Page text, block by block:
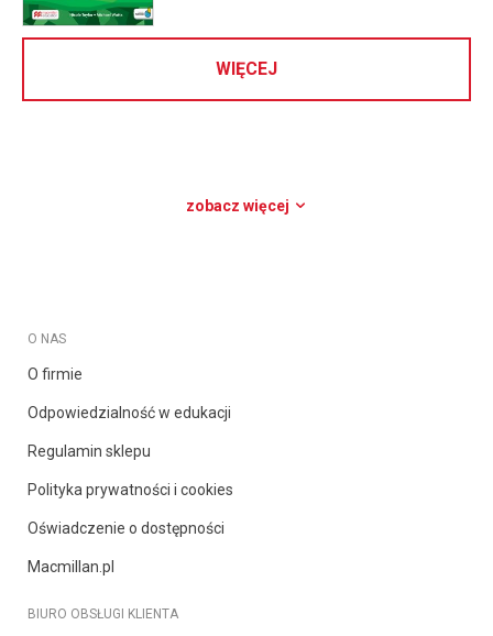
WIĘCEJ
zobacz więcej
O NAS
O firmie
Odpowiedzialność w edukacji
Regulamin sklepu
Polityka prywatności i cookies
Oświadczenie o dostępności
Macmillan.pl
BIURO OBSŁUGI KLIENTA